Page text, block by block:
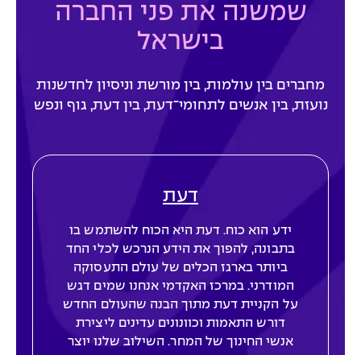
שמשנה את פני החברה
בישראל
מחברים בין עולמות, בין מורשת וניסיון לחדשנות
נועזת, בין אנשים לתחומי־דעת, בין דעת, גוף ונפש
דעת
ידע הוא כוח. דעת היא הכוח להשתמש בו
בתבונה, להפוך את הידע הנרכש לכלי החד
ביותר בארגז הכלים של עולם התעסוקה
המודרני. במרכז האקדמי אנחנו שמים דגש
על הקניית דעת מתוך הבנה שהעולם החדש
דורש התאמות וכוונונים עדינים ליצירת
אנשי החינוך של המחר. השילוב שלנו יוצר